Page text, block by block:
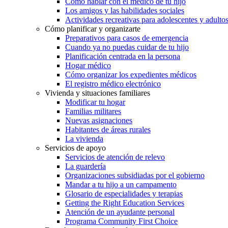
Los amigos y las habilidades sociales
Actividades recreativas para adolescentes y
Cómo planificar y organizarte
Preparativos para casos de emergencia
Cuando ya no puedas cuidar de tu hijo
Planificación centrada en la persona
Hogar médico
Cómo organizar los expedientes médicos
El registro médico electrónico
Vivienda y situaciones familiares
Modificar tu hogar
Familias militares
Nuevas asignaciones
Habitantes de áreas rurales
La vivienda
Servicios de apoyo
Servicios de atención de relevo
La guardería
Organizaciones subsidiadas por el gobierno
Mandar a tu hijo a un campamento
Glosario de especialidades y terapias
Getting the Right Education Services
Atención de un ayudante personal
Programa Community First Choice